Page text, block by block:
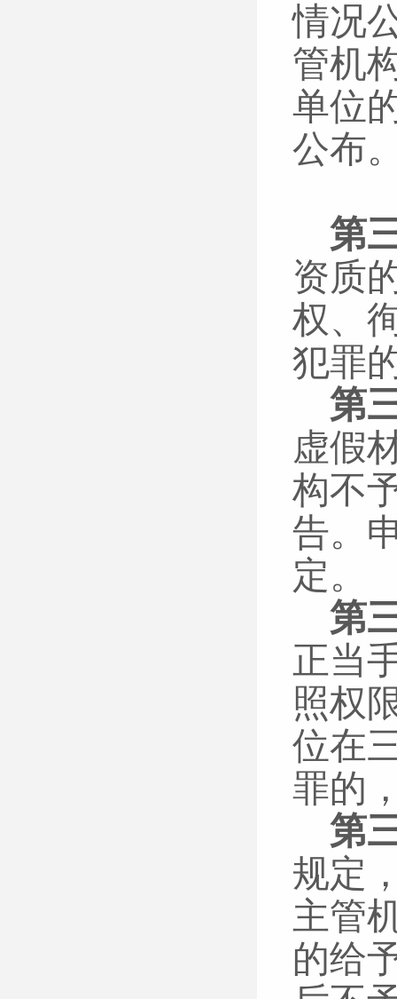
情况
管机
单位
公布
第
资质
权、
犯罪
第
虚假
构不
告。
定。
第
正当
照权
位在
罪的
第
规定
主管
的给